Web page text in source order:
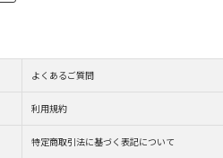
よくあるご質問
利用規約
特定商取引法に基づく表記について